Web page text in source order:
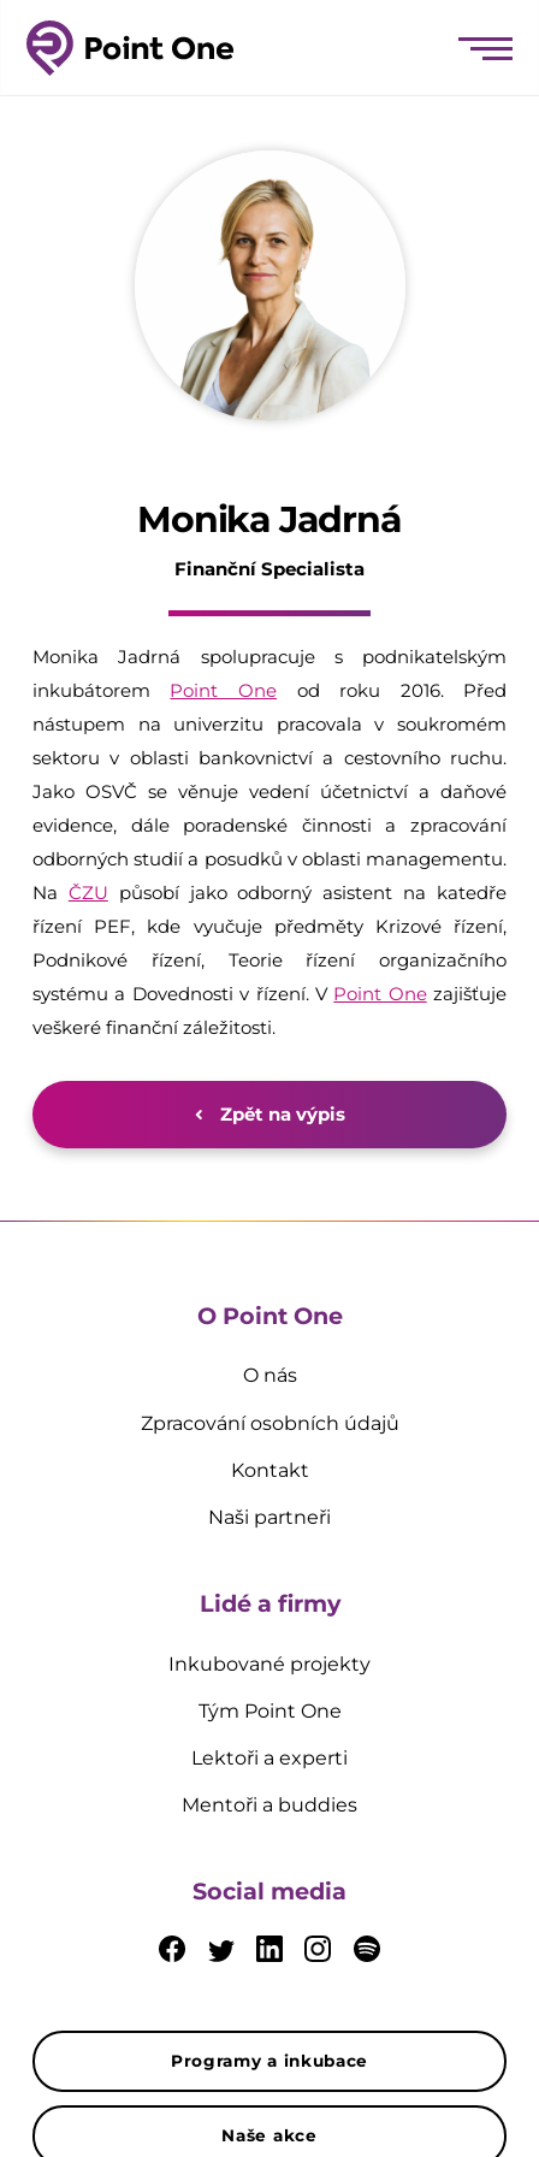
Monika Jadrná
Finanční Specialista
Monika Jadrná spolupracuje s podnikatelským
inkubátorem Point Oneod roku 2016. Před
nástupem na univerzitu pracovala v soukromém
sektoru v oblasti bankovnictví a cestovního ruchu.
Jako OSVČ se věnuje vedení účetnictví a daňové
evidence, dále poradenské činnosti a zpracování
odborných studií a posudků v oblasti managementu.
Na ČZU působí jako odborný asistent na katedře
řízení PEF, kde vyučuje předměty Krizové řízení,
Podnikové řízení, Teorie řízení organizačního
systému a Dovednosti v řízení. V Point Onezajišťuje
veškeré finanční záležitosti.
Zpět na výpis
O Point One
O nás
Zpracování osobních údajů
Kontakt
Naši partneři
Lidé a firmy
Inkubované projekty
Tým Point One
Lektoři a experti
Mentoři a buddies
Social media
Programy a inkubace
Naše akce